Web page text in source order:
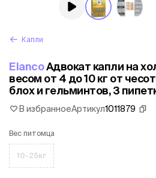
Капли
ElancoАдвокат капли на
весом от 4 до 10 кг от
блох и гельминтов, 3
В избранноеАртикул1011879
Вес питомца
10-25кг